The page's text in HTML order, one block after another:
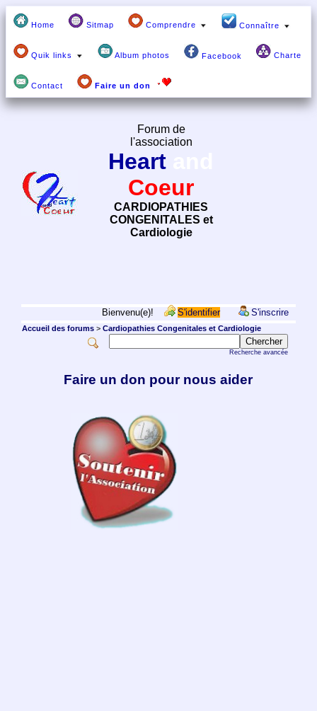
Home Sitmap Comprendre Connaître
Quik links Album photos Facebook Charte
Contact Faire un don
Forum de
l'association
Heart
Coeur
CARDIOPATHIES
CONGENITALES et
Cardiologie
Bienvenu(e)! S'identifier S'inscrire
Accueil des forums> Cardiopathies Congenitales et Cardiologie
Recherche avancée
Faire un don pour nous aider